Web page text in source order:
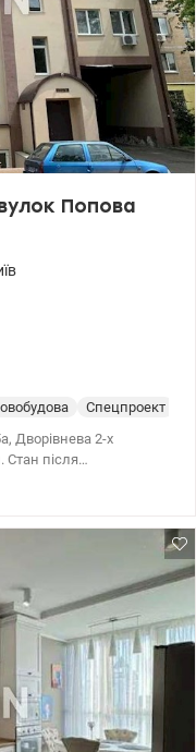
Попова
Спецпроект
Дворівнева 2-х
Стан після